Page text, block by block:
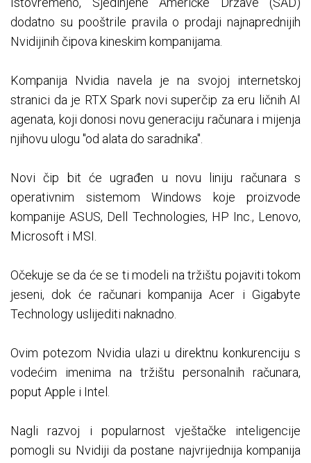
dodatno su pooštrile pravila o prodaji najnaprednijih
Nvidijinih čipova kineskim kompanijama.
Kompanija Nvidia navela je na svojoj internetskoj
stranici da je RTX Spark novi superčip za eru ličnih AI
agenata, koji donosi novu generaciju računara i mijenja
njihovu ulogu "od alata do saradnika".
Novi čip bit će ugrađen u novu liniju računara s
operativnim sistemom Windows koje proizvode
kompanije ASUS, Dell Technologies, HP Inc., Lenovo,
Microsoft i MSI.
Očekuje se da će se ti modeli na tržištu pojaviti tokom
jeseni, dok će računari kompanija Acer i Gigabyte
Technology uslijediti naknadno.
Ovim potezom Nvidia ulazi u direktnu konkurenciju s
vodećim imenima na tržištu personalnih računara,
poput Apple i Intel.
Nagli razvoj i popularnost vještačke inteligencije
pomogli su Nvidiji da postane najvrijednija kompanija